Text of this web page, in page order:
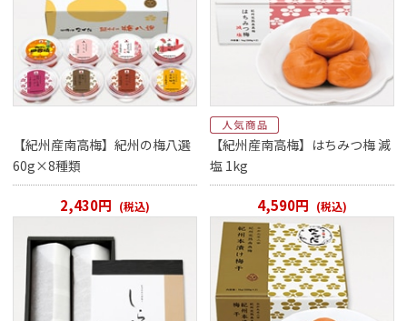
【紀州産南高梅】紀州の梅八選
60g×8種類
2,430円 (税込)
【紀州産南高梅】はちみつ梅 減
塩 1kg
4,590円 (税込)